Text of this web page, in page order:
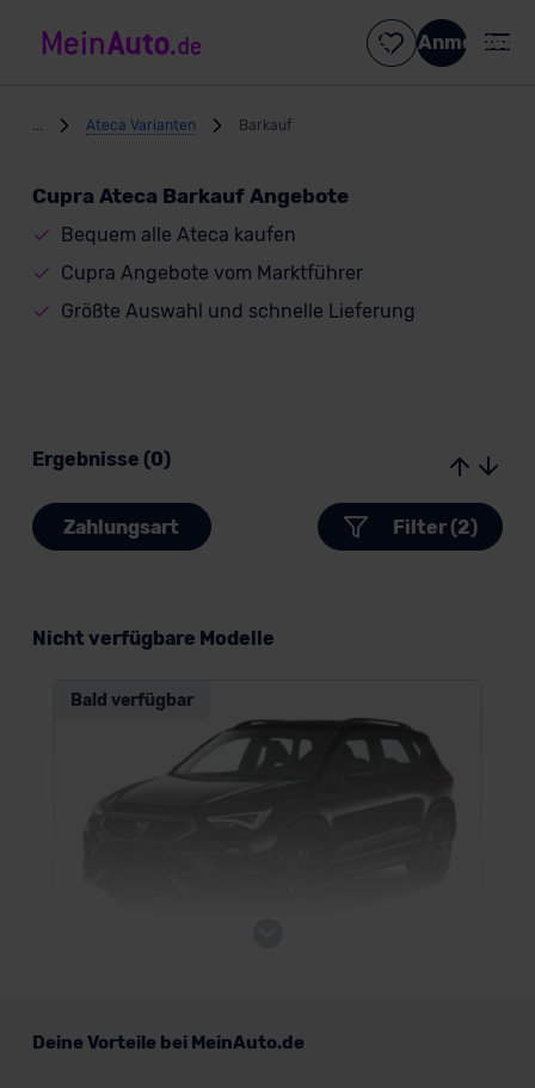
Anmelden
Ateca Varianten Barkauf
Cupra Ateca Barkauf Angebote
Bequem alle Ateca kaufen
Cupra Angebote vom Marktführer
Größte Auswahl und schnelle Lieferung
Ergebnisse (0)
Zahlungsart Filter (2)
Nicht verfügbare Modelle
Bald verfügbar
Deine Vorteile bei MeinAuto.de